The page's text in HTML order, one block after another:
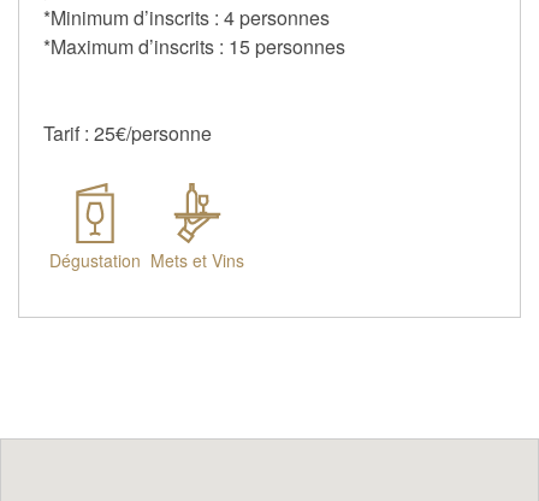
*Minimum d’inscrits : 4 personnes
*Maximum d’inscrits : 15 personnes
Tarif : 25€/personne
Dégustation Mets et Vins